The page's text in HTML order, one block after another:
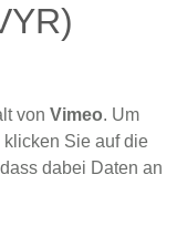
von Vimeo. Um
Sie auf die
dabei Daten an